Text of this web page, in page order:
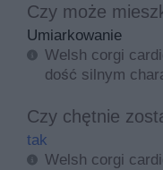
Czy może
Umiarkowanie
Welsh corgi
dość silnym
Czy chętnie
tak
Welsh corgi